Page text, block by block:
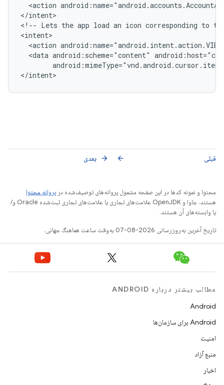
<action
</intent>
<!-- Lets the app load an icon corresponding to
<action
<data android:scheme="content"
</intent>
قبلی arrow_back بعدی arrow_forward
محتوا و نمونه کدها در این صفحه مشمول پروانه‌های توصیف‌شده در پروانه محتوا
هستند. جاوا و OpenJDK علامت‌های تجاری یا علامت‌های تجاری ثبت‌شده Oracle و/
یا وابسته‌های آن هستند.
تاریخ آخرین به‌روزرسانی 2026-08-07 به‌وقت ساعت هماهنگ جهانی.
مطالب بیشتر درباره ANDROID
Android
Android برای سازمان‌ها
امنیت
منبع آزاد
اخبار